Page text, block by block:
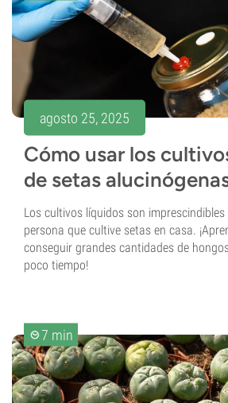
agosto 25, 2025
Cómo usar los
de setas
Los cultivos líquidos son
persona que cultive setas en casa.
conseguir grandes cantidades de
poco tiempo!
7 min